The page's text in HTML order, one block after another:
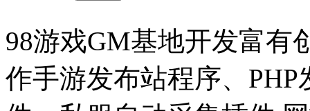
98游戏GM基地开发富有
作手游发布站程序、